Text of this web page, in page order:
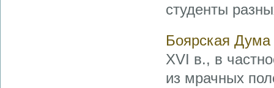
студенты
Боярская
XVI в., в
из мрачных